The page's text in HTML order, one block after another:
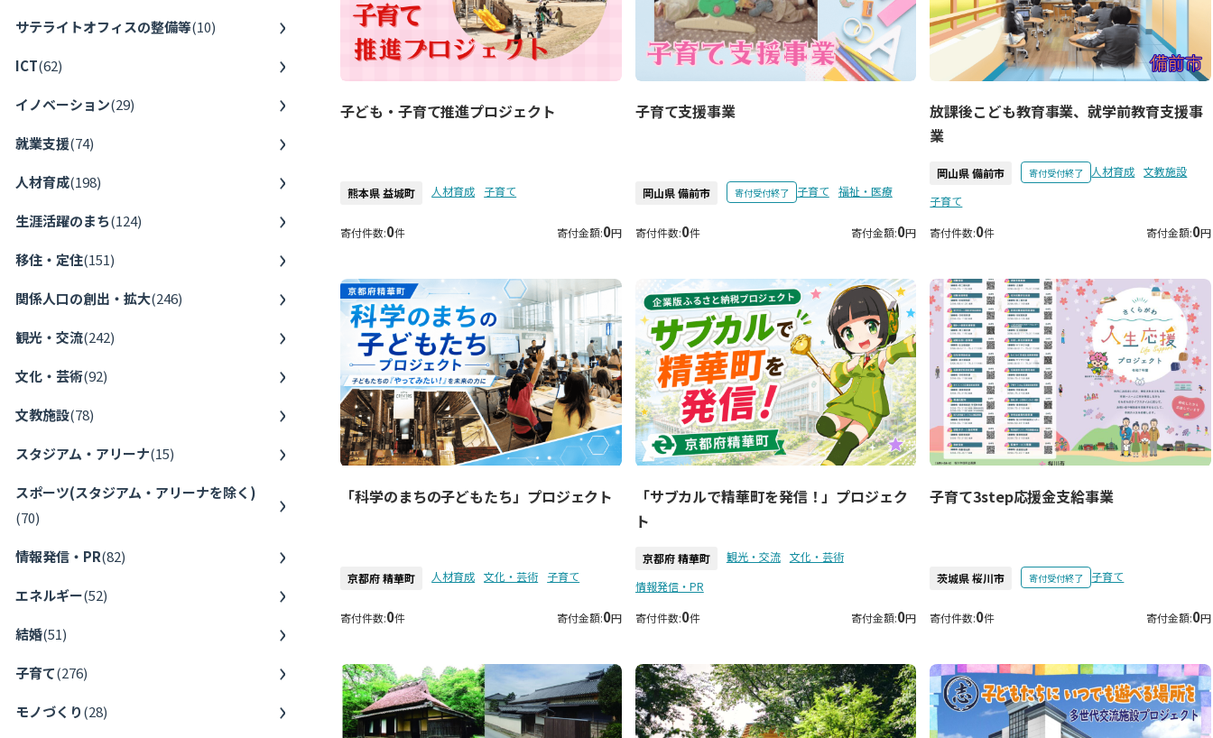
サテライトオフィスの整備等(10)
ICT(62)
イノベーション(29)
就業支援(74)
人材育成(198)
生涯活躍のまち(124)
移住・定住(151)
関係人口の創出・拡大(246)
観光・交流(242)
文化・芸術(92)
文教施設(78)
スタジアム・アリーナ(15)
スポーツ(スタジアム・アリーナを除く)
(70)
情報発信・PR(82)
エネルギー(52)
結婚(51)
子育て(276)
モノづくり(28)
子ども・子育て推進プロジェクト
熊本県 益城町 人材育成 子育て
寄付件数:0件 寄付金額:0円
子育て支援事業
岡山県 備前市 寄付受付終了 子育て 福祉・医療
寄付件数:0件 寄付金額:0円
放課後こども教育事業、就学前教育支援事
業
岡山県 備前市 寄付受付終了 人材育成
文教施設
子育て
寄付件数:0件 寄付金額:0円
「科学のまちの子どもたち」プロジェクト
京都府 精華町 人材育成 文化・芸術 子育て
寄付件数:0件 寄付金額:0円
「サブカルで精華町を発信！」プロジェク
ト
京都府 精華町 観光・交流
文化・芸術
情報発信・PR
寄付件数:0件 寄付金額:0円
子育て3step応援金支給事業
茨城県 桜川市 寄付受付終了 子育て
寄付件数:0件 寄付金額:0円